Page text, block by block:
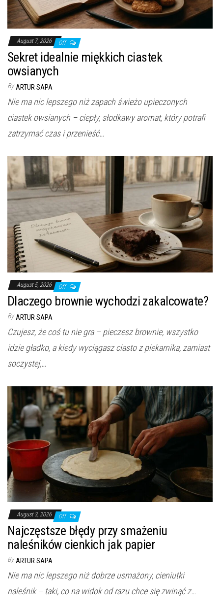
August 7, 2026 Off
Sekret idealnie miękkich ciastek
owsianych
By ARTUR SAPA
Nie ma nic lepszego niż zapach świeżo upieczonych
ciastek owsianych – ciepły, słodkawy aromat, który potrafi
zatrzymać czas i przenieść…
August 5, 2026 Off
Dlaczego brownie wychodzi zakalcowate?
By ARTUR SAPA
Czujesz, że coś tu nie gra – pieczesz brownie, wszystko
idzie gładko, a kiedy wyciągasz ciasto z piekarnika, zamiast
soczystej,…
August 3, 2026 Off
Najczęstsze błędy przy smażeniu
naleśników cienkich jak papier
By ARTUR SAPA
Nie ma nic lepszego niż dobrze usmażony, cieniutki
naleśnik – taki, co na widok od razu chce się zwinąć z…